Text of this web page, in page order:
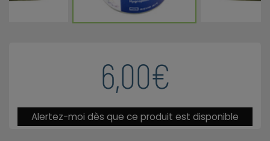
6,00€
Alertez-moi dès que ce produit est disponible